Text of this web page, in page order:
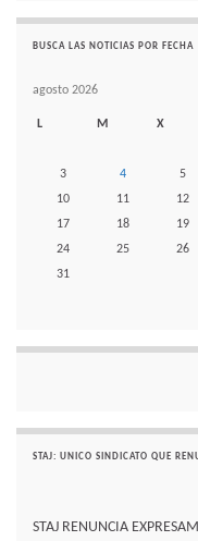
BUSCA LAS NOTICIAS POR FECHA
agosto 2026
L M X
3
4 5
10
11 12
17
18 19
24
25 26
31
STAJ: UNICO SINDICATO QUE
STAJ RENUNCIA